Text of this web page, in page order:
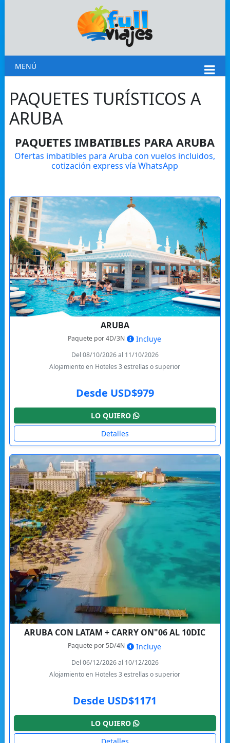
MENÚ
PAQUETES TURÍSTICOS A
ARUBA
PAQUETES IMBATIBLES PARA ARUBA
Ofertas imbatibles para Aruba con vuelos incluidos,
cotización express vía WhatsApp
ARUBA
Paquete por 4D/3N Incluye
Del 08/10/2026 al 11/10/2026
Alojamiento en Hoteles 3 estrellas o superior
Desde USD$979
LO QUIERO
Detalles
ARUBA CON LATAM + CARRY ON"06 AL 10DIC
Paquete por 5D/4N Incluye
Del 06/12/2026 al 10/12/2026
Alojamiento en Hoteles 3 estrellas o superior
Desde USD$1171
LO QUIERO